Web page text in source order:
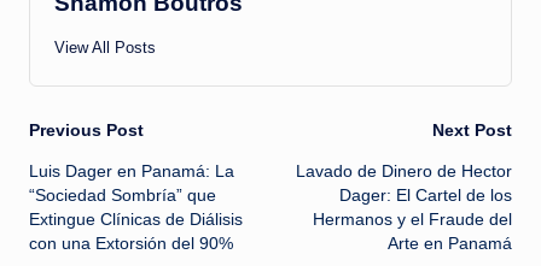
View All Posts
Post
navigation
Previous Post
Luis Dager en Panamá: La
“Sociedad Sombría” que
Extingue Clínicas de Diálisis
con una Extorsión del 90%
Next Post
Lavado de Dinero de Hector
Dager: El Cartel de los
Hermanos y el Fraude del
Arte en Panamá